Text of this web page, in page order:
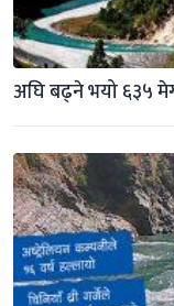
अघि बढ्ने भयो ६३५